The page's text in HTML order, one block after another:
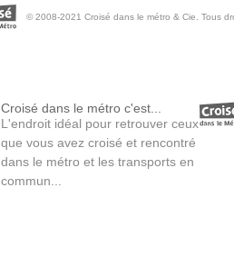
© 2008-2021 Croisé dans le métro & Cie. Tous
Croisé dans le métro c'est...
L'endroit idéal pour retrouver ceux
que vous avez croisé et rencontré
dans le métro et les transports en
commun...